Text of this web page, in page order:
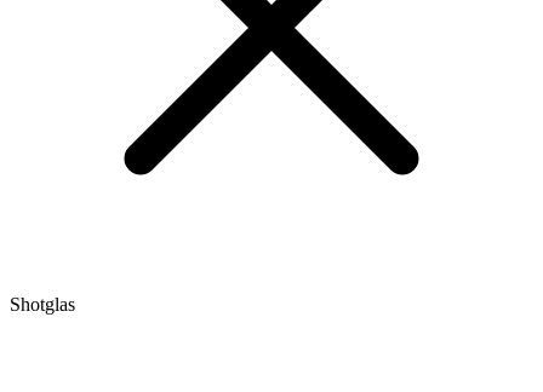
Shotglas